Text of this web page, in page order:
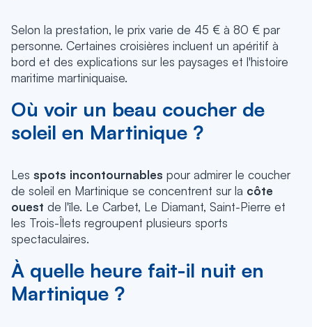
Selon la prestation, le prix varie de 45 € à 80 € par
personne. Certaines croisières incluent un apéritif à
bord et des explications sur les paysages et l'histoire
maritime martiniquaise.
Où voir un beau coucher de
soleil en Martinique ?
Les spots incontournables pour admirer le coucher
de soleil en Martinique se concentrent sur la côte
ouest de l'île. Le Carbet, Le Diamant, Saint-Pierre et
les Trois-Îlets regroupent plusieurs sports
spectaculaires.
À quelle heure fait-il nuit en
Martinique ?